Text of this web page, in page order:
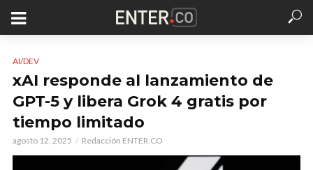
AI/DEV
xAI responde al lanzamiento de
GPT-5 y libera Grok 4 gratis por
tiempo limitado
agosto 12, 2025 Redacción ENTER.CO